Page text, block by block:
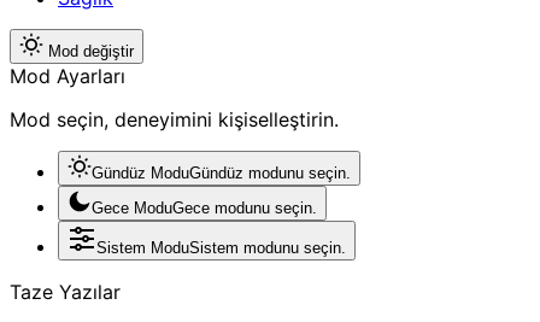
Mod değiştir
Mod Ayarları
Mod seçin, deneyimini kişiselleştirin.
Gündüz ModuGündüz modunu seçin.
Gece ModuGece modunu seçin.
Sistem ModuSistem modunu seçin.
Taze Yazılar